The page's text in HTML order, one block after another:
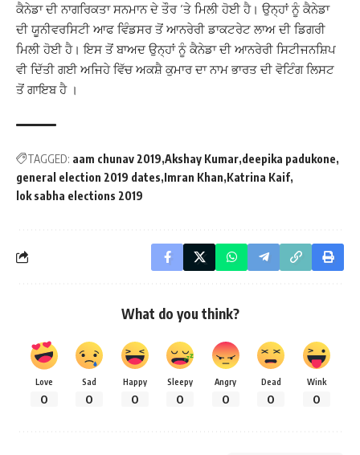
ਕੈਨੇਡਾ ਦੀ ਨਾਗਰਿਕਤਾ ਸਨਮਾਨ ਦੇ ਤੌਰ ‘ਤੇ ਮਿਲੀ ਹੋਈ ਹੈ। ਉਨ੍ਹਾਂ ਨੂੰ ਕੈਨੇਡਾ
ਦੀ ਯੂਨੀਵਰਸਿਟੀ ਆਫ ਵਿੰਡਸਰ ਤੋਂ ਆਨਰੇਰੀ ਡਾਕਟਰੇਟ ਲਾਅ ਦੀ ਡਿਗਰੀ
ਮਿਲੀ ਹੋਈ ਹੈ। ਇਸ ਤੋਂ ਬਾਅਦ ਉਨ੍ਹਾਂ ਨੂੰ ਕੈਨੇਡਾ ਦੀ ਆਨਰੇਰੀ ਸਿਟੀਜਨਸ਼ਿਪ
ਵੀ ਦਿੱਤੀ ਗਈ ਅਜਿਹੇ ਵਿੱਚ ਅਕਸ਼ੈ ਕੁਮਾਰ ਦਾ ਨਾਮ ਭਾਰਤ ਦੀ ਵੋਟਿੰਗ ਲਿਸਟ
ਤੋਂ ਗਾਇਬ ਹੈ ।
TAGGED: aam chunav 2019 Akshay Kumar deepika padukone
general election 2019 dates Imran Khan Katrina Kaif
lok sabha elections 2019
What do you think?
Love
0
Sad
0
Happy
0
Sleepy
0
Angry
0
Dead
0
Wink
0